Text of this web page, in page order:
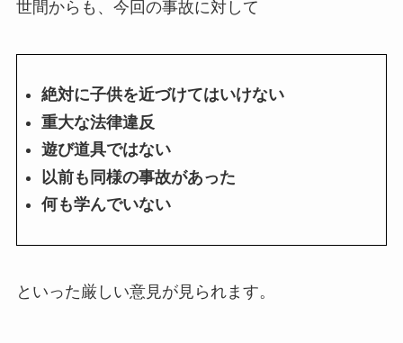
世間からも、今回の事故に対して
絶対に子供を近づけてはいけない
重大な法律違反
遊び道具ではない
以前も同様の事故があった
何も学んでいない
といった厳しい意見が見られます。